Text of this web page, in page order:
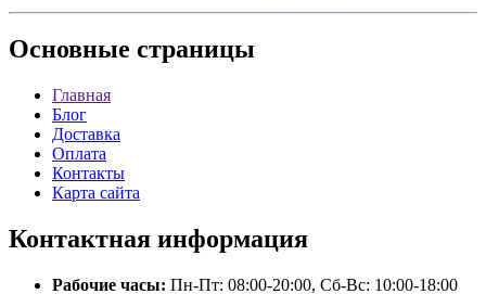
Основные страницы
Главная
Блог
Доставка
Оплата
Контакты
Карта сайта
Контактная информация
Рабочие часы: Пн-Пт: 08:00-20:00, Сб-Вс: 10:00-18:00